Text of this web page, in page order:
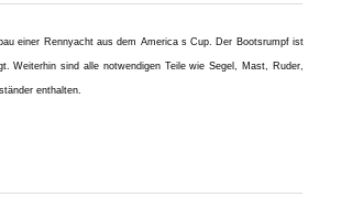
einer Rennyacht aus dem America s Cup. Der Bootsrumpf ist
Weiterhin sind alle notwendigen Teile wie Segel, Mast, Ruder,
enthalten.